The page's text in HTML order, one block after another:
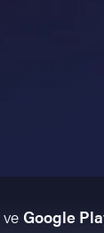
ve Google